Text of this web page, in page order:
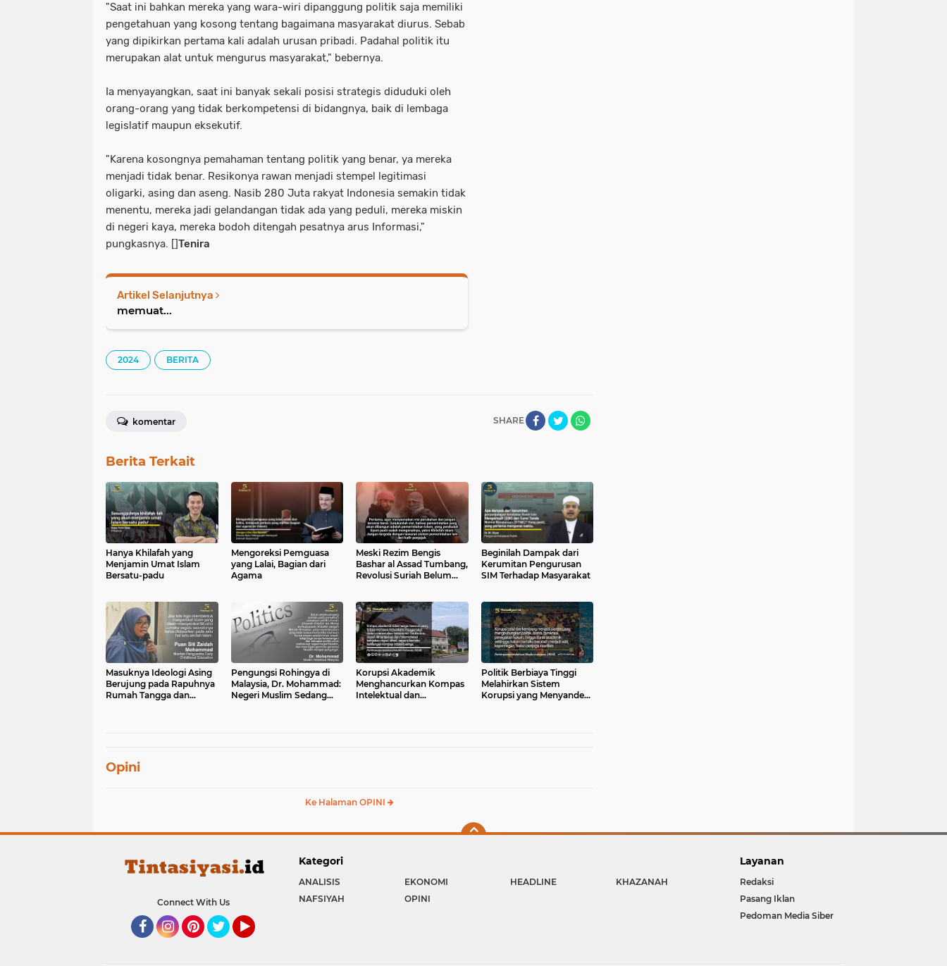
"Saat ini bahkan mereka yang wara-wiri dipanggung politik saja memiliki
pengetahuan yang kosong tentang bagaimana masyarakat diurus. Sebab
yang dipikirkan pertama kali adalah urusan pribadi. Padahal politik itu
merupakan alat untuk mengurus masyarakat," bebernya.
Ia menyayangkan, saat ini banyak sekali posisi strategis diduduki oleh
orang-orang yang tidak berkompetensi di bidangnya, baik di lembaga
legislatif maupun eksekutif.
"Karena kosongnya pemahaman tentang politik yang benar, ya mereka
menjadi tidak benar. Resikonya rawan menjadi stempel legitimasi
oligarki, asing dan aseng. Nasib 280 Juta rakyat Indonesia semakin tidak
menentu, mereka jadi gelandangan tidak ada yang peduli, mereka miskin
di negeri kaya, mereka bodoh ditengah pesatnya arus Informasi,"
pungkasnya. []Tenira
Artikel Selanjutnya
memuat...
2024 BERITA
SHARE
komentar
Berita Terkait
Hanya Khilafah yang
Menjamin Umat Islam
Bersatu-padu
Mengoreksi Pemguasa
yang Lalai, Bagian dari
Agama
Meski Rezim Bengis
Bashar al Assad Tumbang,
Revolusi Suriah Belum
Beginilah Dampak dari
Kerumitan Pengurusan
SIM Terhadap Masyarakat
Masuknya Ideologi Asing
Berujung pada Rapuhnya
Rumah Tangga dan
Pengungsi Rohingya di
Malaysia, Dr. Mohammad:
Negeri Muslim Sedang
Korupsi Akademik
Menghancurkan Kompas
Intelektual dan
Politik Berbiaya Tinggi
Melahirkan Sistem
Korupsi yang Menyandera
Opini
Ke Halaman OPINI
Connect With Us
Kategori
ANALISIS EKONOMI HEADLINE
KHAZANAH
NAFSIYAH
OPINI
Layanan
Redaksi
Pasang Iklan
Pedoman Media Siber